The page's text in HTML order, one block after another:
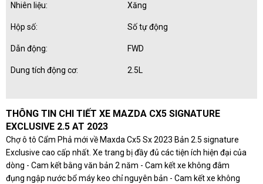
Nhiên liệu: Xăng
Hộp số: Số tự động
Dẫn động: FWD
Dung tích động cơ: 2.5L
THÔNG TIN CHI TIẾT XE MAZDA CX5 SIGNATURE
EXCLUSIVE 2.5 AT 2023
Chợ ô tô Cẩm Phả mới về Maxda Cx5 Sx 2023 Bản 2.5 signature
Exclusive cao cấp nhất. Xe trang bị đầy đủ các tiện ích hiện đại của
dòng - Cam kết bằng văn bản 2 năm - Cam kết xe không đâm
đụng ngập nước bổ máy keo chỉ nguyên bản - Cam kết xe không